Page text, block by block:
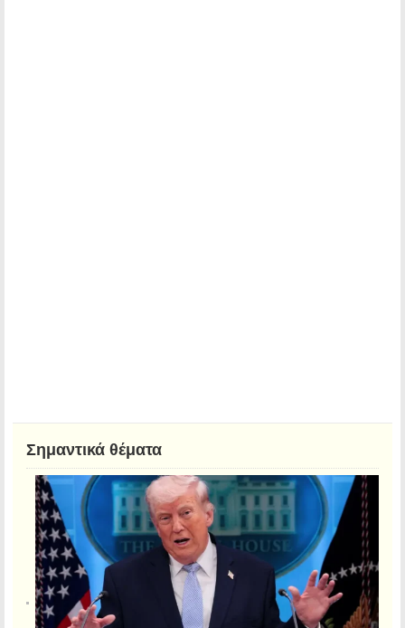
Σημαντικά θέματα